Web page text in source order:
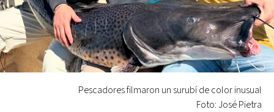
Pescadores filmaron un surubí de color inusual
Foto: José Pietra